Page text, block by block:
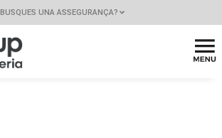
BUSQUES UNA ASSEGURANÇA?